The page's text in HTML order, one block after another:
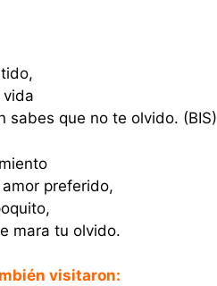
vida
sabes que no te olvido. (BIS)
preferido,
mara tu olvido.
visitaron: